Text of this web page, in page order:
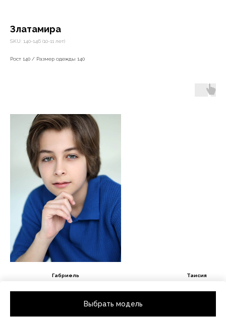
Златамира
SKU: 140-146 (10-11 лет)
Выбрать модель
Рост 140 / Размер одежды 140
Габриель
Таисия